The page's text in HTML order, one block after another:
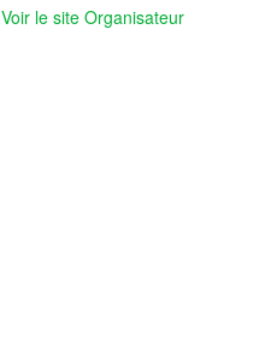
Voir le site Organisateur